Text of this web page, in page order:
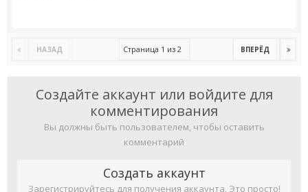
НАЗАД ВПЕРЁД
Страница 1 из 2
Создайте аккаунт или войдите для
комментирования
Вы должны быть пользователем, чтобы оставить
комментарий
Создать аккаунт
Зарегистрируйтесь для получения аккаунта. Это просто!